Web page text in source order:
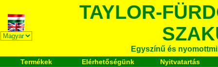
TAYLOR-
Egyszínű és
Termékek Elérhetőségünk Nyitvatartás